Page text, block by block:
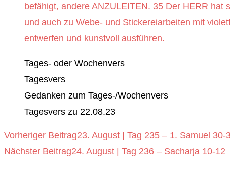
befähigt, andere ANZULEITEN. 35 Der HERR
und auch zu Webe- und Stickereiarbeiten mit
entwerfen und kunstvoll ausführen.
Tages- oder Wochenvers
Tagesvers
Gedanken zum Tages-/Wochenvers
Tagesvers zu 22.08.23
Weitere
Artikel
Vorheriger Beitrag23. August | Tag 235 – 1. Samuel 30-
Nächster Beitrag24. August | Tag 236 – Sacharja 10-12